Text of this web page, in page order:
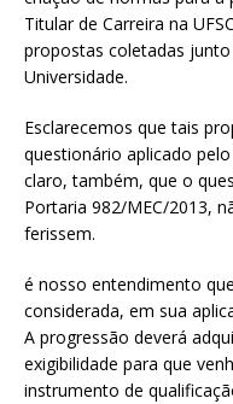
Titular de Carreira na
propostas coletadas
Universidade.
Esclarecemos que tais
questionário aplicado
claro, também, que o
Portaria 982/MEC/2013,
ferissem.
é nosso entendimento
considerada, em sua
A progressão deverá
exigibilidade para que
instrumento de